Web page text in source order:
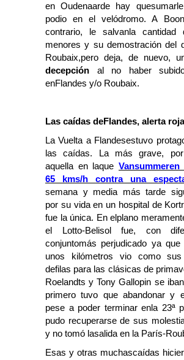
en Oudenaarde hay
podio en el velódromo. A
contrario, le salvanla cantidad
menores y su demostración del
Roubaix,pero deja, de nuevo,
decepción al no haber
enFlandes y/o Roubaix.
Las caídas deFlandes, alerta roja
La Vuelta a Flandesestuvo
las caídas. La más grave, por
aquella en laque
65 kms/h contra una
semana y media más tarde
por su vida en un hospital de
fue la única. En elplano
el Lotto-Belisol fue, con
conjuntomás perjudicado ya que
unos kilómetros vio como
defilas para las clásicas de
Roelandts y Tony Gallopin se
primero tuvo que abandonar y
pese a poder terminar enla 23ª
pudo recuperarse de sus
y no tomó lasalida en la París-
Esas y otras muchascaídas